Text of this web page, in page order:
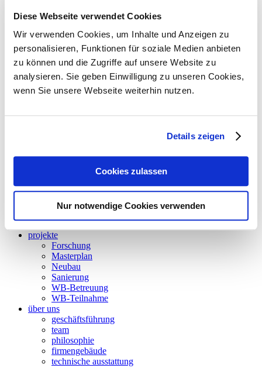
Diese Webseite verwendet Cookies
Wir verwenden Cookies, um Inhalte und Anzeigen zu
personalisieren, Funktionen für soziale Medien anbieten
zu können und die Zugriffe auf unsere Website zu
analysieren. Sie geben Einwilligung zu unseren Cookies,
wenn Sie unsere Webseite weiterhin nutzen.
Details zeigen
Cookies zulassen
Nur notwendige Cookies verwenden
Bildrechte / Bildnachweis
Zooey Braun, h4a Architekten
leistungen
climadesign
tga-planung
betriebsoptimierung
strömungssimulation
nachhaltigkeit
forschung
wettbewerbsbetreuung
BIM
projekte
Forschung
Masterplan
Neubau
Sanierung
WB-Betreuung
WB-Teilnahme
über uns
geschäftsführung
team
philosophie
firmengebäude
technische ausstattung